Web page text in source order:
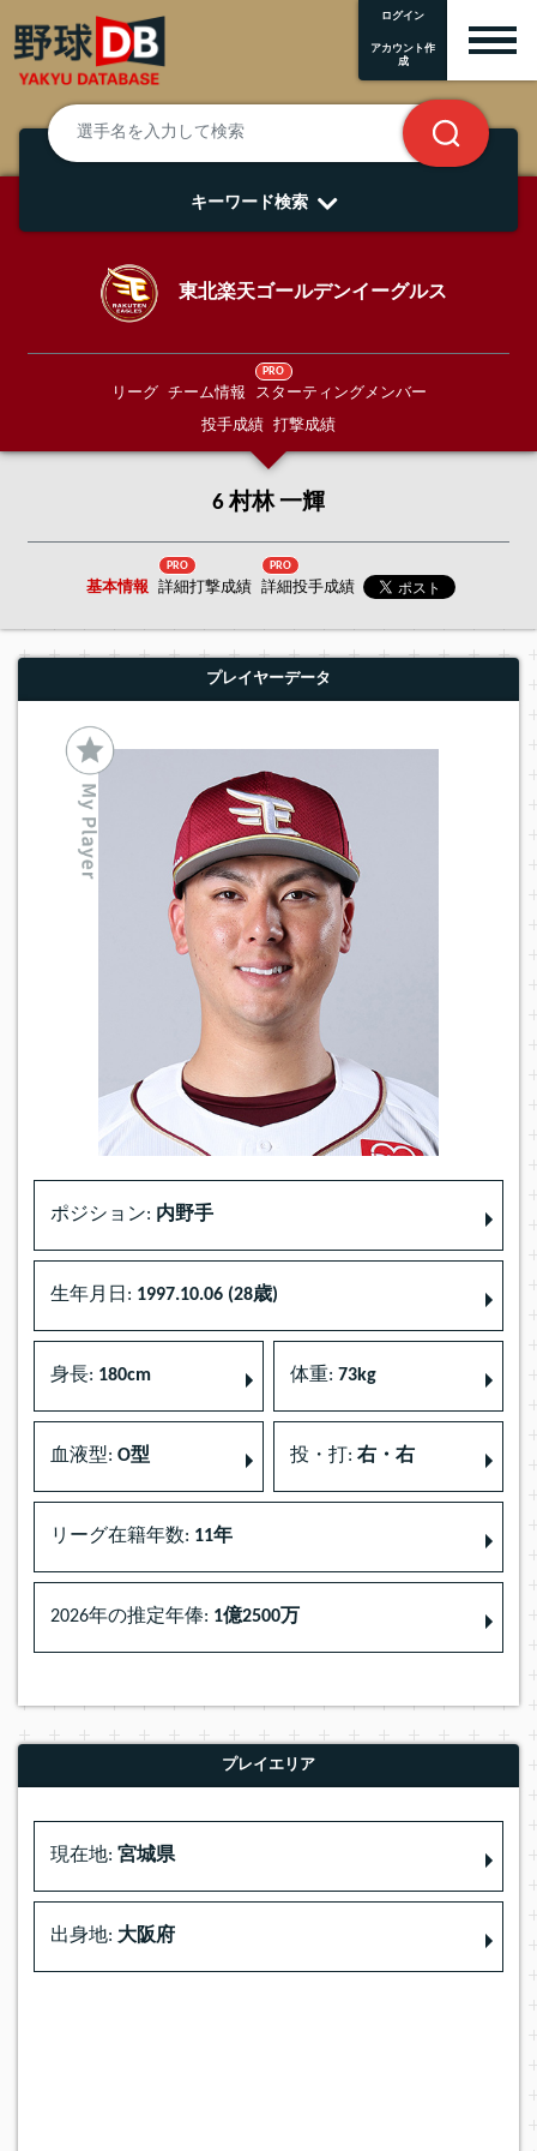
ログイン
アカウント作
成
キーワード検索
東北楽天ゴールデンイーグルス
リーグ チーム情報
PRO
スターティングメンバー
投手成績 打撃成績
6 村林 一輝
基本情報
PRO
詳細打撃成績
PRO
詳細投手成績
プレイヤーデータ
ポジション: 内野手
生年月日: 1997.10.06 (28歳)
身長: 180cm 体重: 73kg
血液型: O型 投・打: 右・右
リーグ在籍年数: 11年
2026年の推定年俸: 1億2500万
プレイエリア
現在地: 宮城県
出身地: 大阪府